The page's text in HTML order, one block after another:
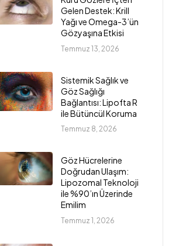
Gelen Destek: Krill
Yağı ve Omega-3’ün
Gözyaşına Etkisi
Temmuz 13, 2026
Sistemik Sağlık ve
Göz Sağlığı
Bağlantısı: Lipofta R
ile Bütüncül Koruma
Temmuz 8, 2026
Göz Hücrelerine
Doğrudan Ulaşım:
Lipozomal Teknoloji
ile %90’ın Üzerinde
Emilim
Temmuz 1, 2026